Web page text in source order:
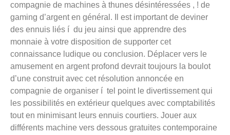
compagnie de machines à thunes désintéressées , ! de
gaming d’argent en général.
Il est important de deviner
des ennuis liés í du jeu ainsi que apprendre des
monnaie à votre disposition de supporter cet
connaissance ludique ou conclusion. Déplacer vers le
amusement en argent profond devrait toujours la boulot
d’une construit avec cet résolution annoncée en
compagnie de organiser í tel point le divertissement qui
les possibilités en extérieur quelques avec comptabilités
tout en minimisant leurs ennuis courtiers. Jouer aux
différents machine vers dessous gratuites contemporaine